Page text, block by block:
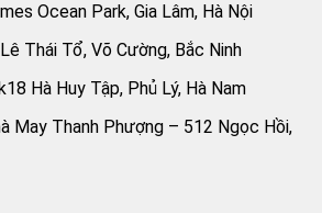
Ocean Park, Gia Lâm, Hà Nội
Thái Tổ, Võ Cường, Bắc Ninh
Hà Huy Tập, Phủ Lý, Hà Nam
May Thanh Phượng – 512 Ngọc Hồi,